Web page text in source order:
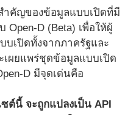
ำคัญของข้อมูลแบบเปิดที่มี
D (Beta) เพื่อให้ผู้
บเปิดทั้งจากภาครัฐและ
เผยแพร่ชุดข้อมูลแบบเปิด
D มีจุดเด่นคือ
ต์นี้ จะถูกแปลงเป็น API